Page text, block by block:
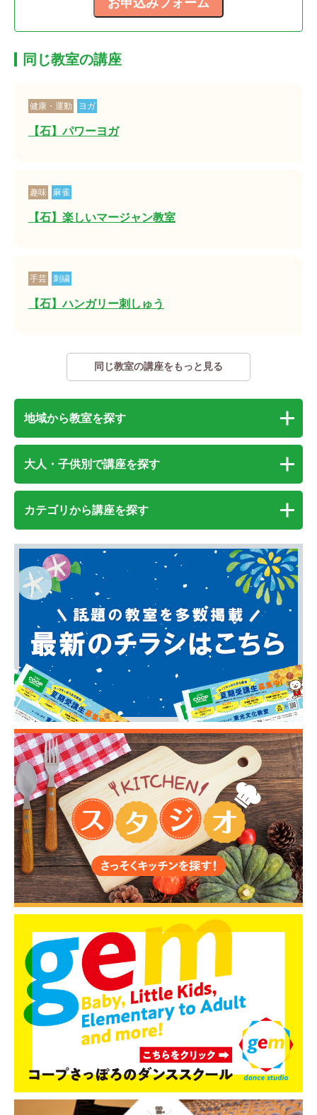
同じ教室の講座
健康・運動 ヨガ
【石】パワーヨガ
趣味 麻雀
【石】楽しいマージャン教室
手芸 刺繍
【石】ハンガリー刺しゅう
同じ教室の講座をもっと見る
地域から教室を探す
大人・子供別で講座を探す
カテゴリから講座を探す